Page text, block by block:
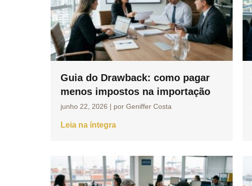
Guia do Drawback: como pagar
menos impostos na importação
junho 22, 2026 | por Geniffer Costa
Leia na íntegra